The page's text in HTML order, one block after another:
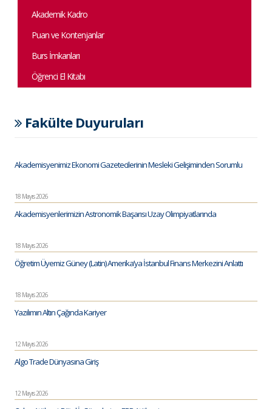
Akademik Kadro
Puan ve Kontenjanlar
Burs İmkanları
Öğrenci El Kitabı
Fakülte Duyuruları
Akademisyenimiz Ekonomi Gazetecilerinin Mesleki Gelişiminden Sorumlu
18 Mayıs 2026
Akademisyenlerimizin Astronomik Başarısı Uzay Olimpiyatlarında
18 Mayıs 2026
Öğretim Üyemiz Güney (Latin) Amerika’ya İstanbul Finans Merkezini Anlattı
18 Mayıs 2026
Yazılımın Altın Çağında Kariyer
12 Mayıs 2026
Algo Trade Dünyasına Giriş
12 Mayıs 2026